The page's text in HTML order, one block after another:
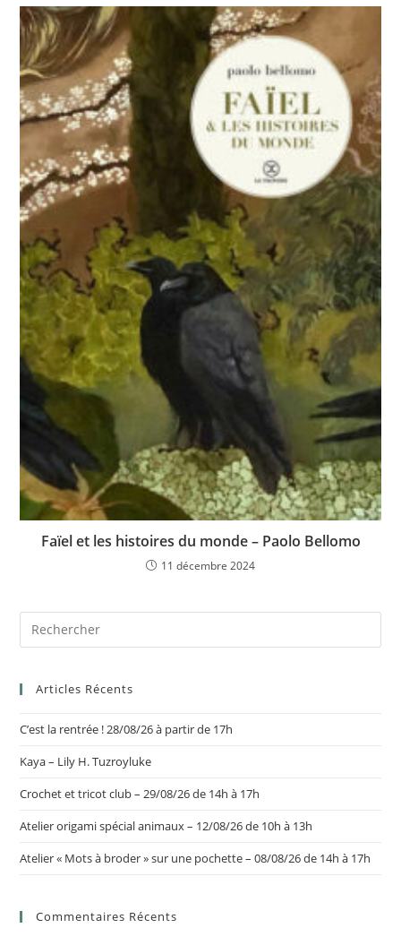
Faïel et les histoires du monde – Paolo Bellomo
11 décembre 2024
Articles Récents
C’est la rentrée ! 28/08/26 à partir de 17h
Kaya – Lily H. Tuzroyluke
Crochet et tricot club – 29/08/26 de 14h à 17h
Atelier origami spécial animaux – 12/08/26 de 10h à 13h
Atelier « Mots à broder » sur une pochette – 08/08/26 de 14h à 17h
Commentaires Récents